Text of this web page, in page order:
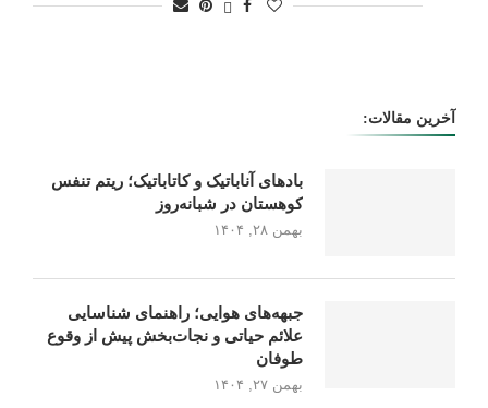
آخرین مقالات:
بادهای آناباتیک و کاتاباتیک؛ ریتم تنفس
کوهستان در شبانه‌روز
بهمن ۲۸, ۱۴۰۴
جبهه‌های هوایی؛ راهنمای شناسایی
علائم حیاتی و نجات‌بخش پیش از وقوع
طوفان
بهمن ۲۷, ۱۴۰۴